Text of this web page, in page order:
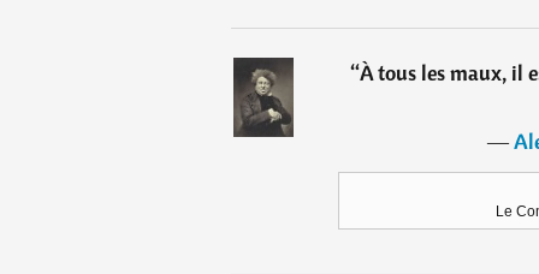
“À tous les maux, il
―
Le